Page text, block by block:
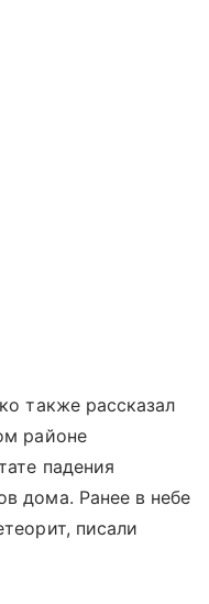
также рассказал
районе
падения
дома. Ранее в небе
писали